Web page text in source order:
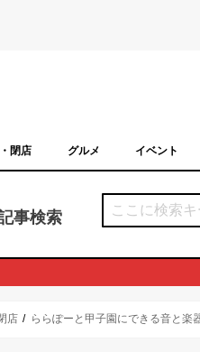
閉店 グルメ イベント
事検索
店 ららぽーと甲子園にできる音と楽